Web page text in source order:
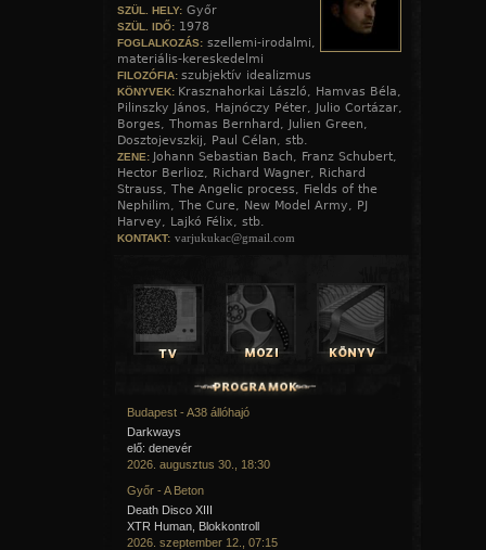
SZÜL. HELY: Győr
SZÜL. IDŐ: 1978
FOGLALKOZÁS: szellemi-irodalmi,
materiális-kereskedelmi
FILOZÓFIA: szubjektív idealizmus
KÖNYVEK: Krasznahorkai László, Hamvas Béla,
Pilinszky János, Hajnóczy Péter, Julio Cortázar,
Borges, Thomas Bernhard, Julien Green,
Dosztojevszkij, Paul Célan, stb.
ZENE: Johann Sebastian Bach, Franz Schubert,
Hector Berlioz, Richard Wagner, Richard
Strauss, The Angelic process, Fields of the
Nephilim, The Cure, New Model Army, PJ
Harvey, Lajkó Félix, stb.
KONTAKT: varjukukac@gmail.com
Budapest - A38 állóhajó
Darkways
elő: denevér
2026. augusztus 30., 18:30
Győr - A Beton
Death Disco XIII
XTR Human, Blokkontroll
2026. szeptember 12., 07:15